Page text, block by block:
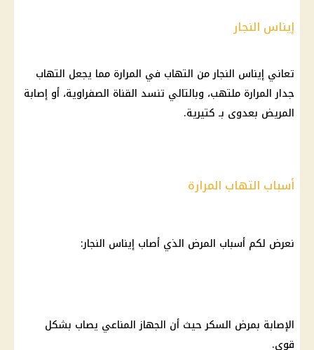
إيناس النجار
تعاني إيناس النجار من التهاب في المرارة مما يجعل التهاب
جدار المرارة ملتهب، وبالتالي تنسد القناة الصفراوية، أو إصابة
المريض بعدوى بـ كتيرية.
أسباب التهاب المرارة
نعرض لكم أسباب المرض الذي أصاب إيناس النجار:
الإصابة بمرض السكر حيث أن الجهاز المناعي يصاب بشكل
قوي.